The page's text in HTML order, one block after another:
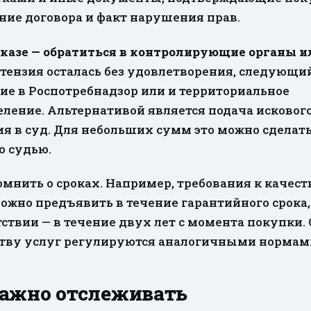
договора и факт нарушения прав.
— обратиться в контролирующие органы
осталась без удовлетворения,
в Роспотребнадзор или и территориальное
Альтернативой является подача
в суд. Для небольших сумм это можно
судью.
о сроках. Например, требования к
предъявить в течение гарантийного
— в течение двух лет с момента
услуг регулируются аналогичными
отслеживать